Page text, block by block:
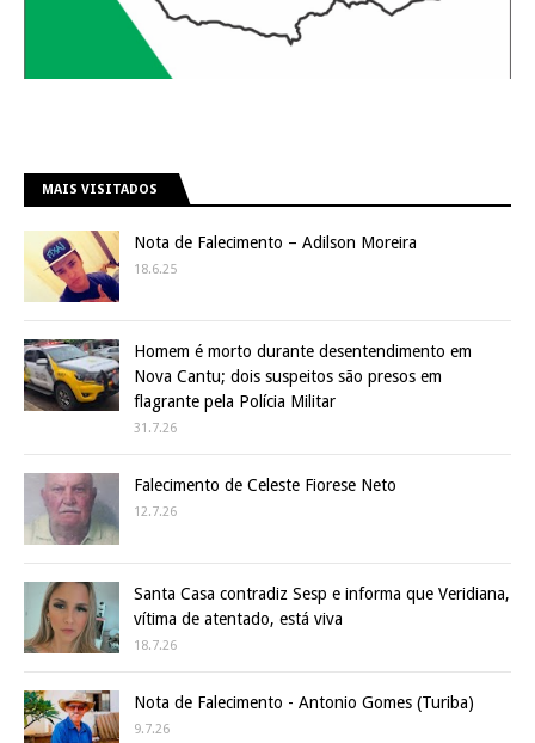
MAIS VISITADOS
Nota de Falecimento – Adilson Moreira
18.6.25
Homem é morto durante desentendimento em
Nova Cantu; dois suspeitos são presos em
flagrante pela Polícia Militar
31.7.26
Falecimento de Celeste Fiorese Neto
12.7.26
Santa Casa contradiz Sesp e informa que Veridiana,
vítima de atentado, está viva
18.7.26
Nota de Falecimento - Antonio Gomes (Turiba)
9.7.26